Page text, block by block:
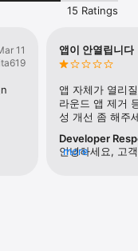
적금, 펀드, 증권 계좌
행 업무
청
청
상품 검색
15 Ratings
11
txt
a
are
앱이 안열립니다
앱 자체가 열리
라운드 앱 제거
성 개선 좀 해주
Developer
안녕하세요, 고
more